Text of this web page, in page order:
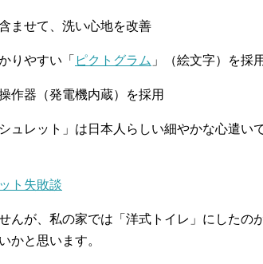
ませて、洗い心地を改善
りやすい「 ピクトグラム 」（絵文字）を採用
作器（発電機内蔵）を採用
ュレット」は日本人らしい細やかな心遣い
ト失敗談
んが、私の家では「洋式トイレ」にしたの
かと思います。